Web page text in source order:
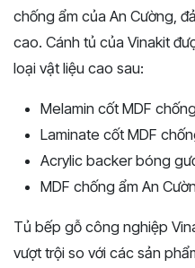
chống ẩm của An Cường,
cao. Cánh tủ của Vinakit
loại vật liệu cao sau:
Melamin cốt MDF
Laminate cốt MDF
Acrylic backer bóng
MDF chống ẩm An
Tủ bếp gỗ công nghiệp
vượt trội so với các sản